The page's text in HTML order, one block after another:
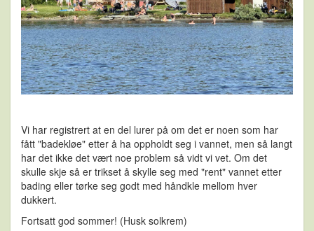
Vi har registrert at en del lurer på om det er noen som har
fått "badekløe" etter å ha oppholdt seg i vannet, men så langt
har det ikke det vært noe problem så vidt vi vet. Om det
skulle skje så er trikset å skylle seg med "rent" vannet etter
bading eller tørke seg godt med håndkle mellom hver
dukkert.
Fortsatt god sommer! (Husk solkrem)